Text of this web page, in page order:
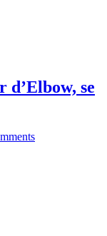
d’Elbow, se